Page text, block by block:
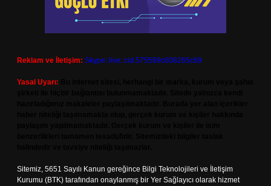
Reklam ve İletişim: Skype: live:.cid.575569c608265c69
Yasal Uyarı:
Sitemiz, 5651 Sayılı Kanun gereğince Bilgi Teknolojileri ve İletişim
Kurumu (BTK) tarafından onaylanmış bir Yer Sağlayıcı olarak hizmet